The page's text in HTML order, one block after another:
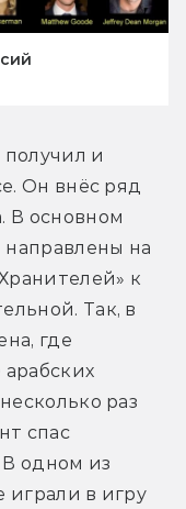
и
Он внёс ряд
В основном
на
к
Так, в
где
раз
спас
одном из
играли в игру